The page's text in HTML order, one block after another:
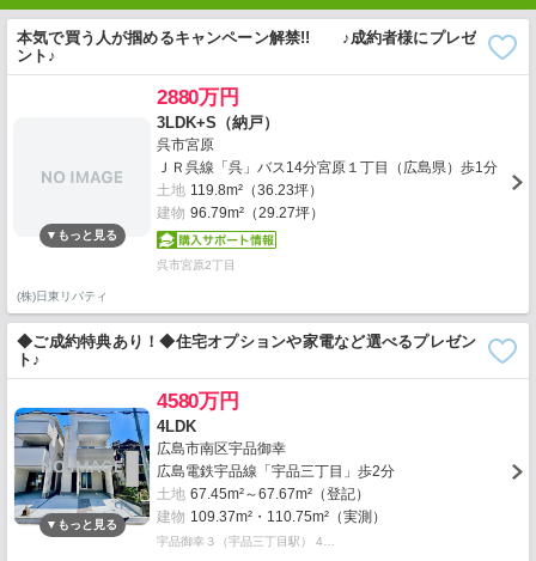
本気で買う人が掴めるキャンペーン解禁!! ♪成約者様にプレゼ
ント♪
2880万円
3LDK+S（納戸）
呉市宮原
ＪＲ呉線「呉」バス14分宮原１丁目（広島県）歩1分
土地 119.8m²（36.23坪）
建物 96.79m²（29.27坪）
呉市宮原2丁目
(株)日東リバティ
◆ご成約特典あり！◆住宅オプションや家電など選べるプレゼン
ト♪
4580万円
4LDK
広島市南区宇品御幸
広島電鉄宇品線「宇品三丁目」歩2分
土地 67.45m²～67.67m²（登記）
建物 109.37m²・110.75m²（実測）
宇品御幸３（宇品三丁目駅） 4…